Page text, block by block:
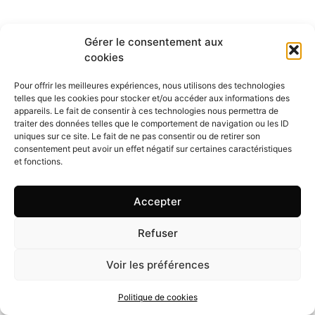
Gérer le consentement aux
cookies
Pour offrir les meilleures expériences, nous utilisons des technologies
telles que les cookies pour stocker et/ou accéder aux informations des
appareils. Le fait de consentir à ces technologies nous permettra de
traiter des données telles que le comportement de navigation ou les ID
uniques sur ce site. Le fait de ne pas consentir ou de retirer son
consentement peut avoir un effet négatif sur certaines caractéristiques
et fonctions.
Accepter
Refuser
Voir les préférences
Politique de cookies